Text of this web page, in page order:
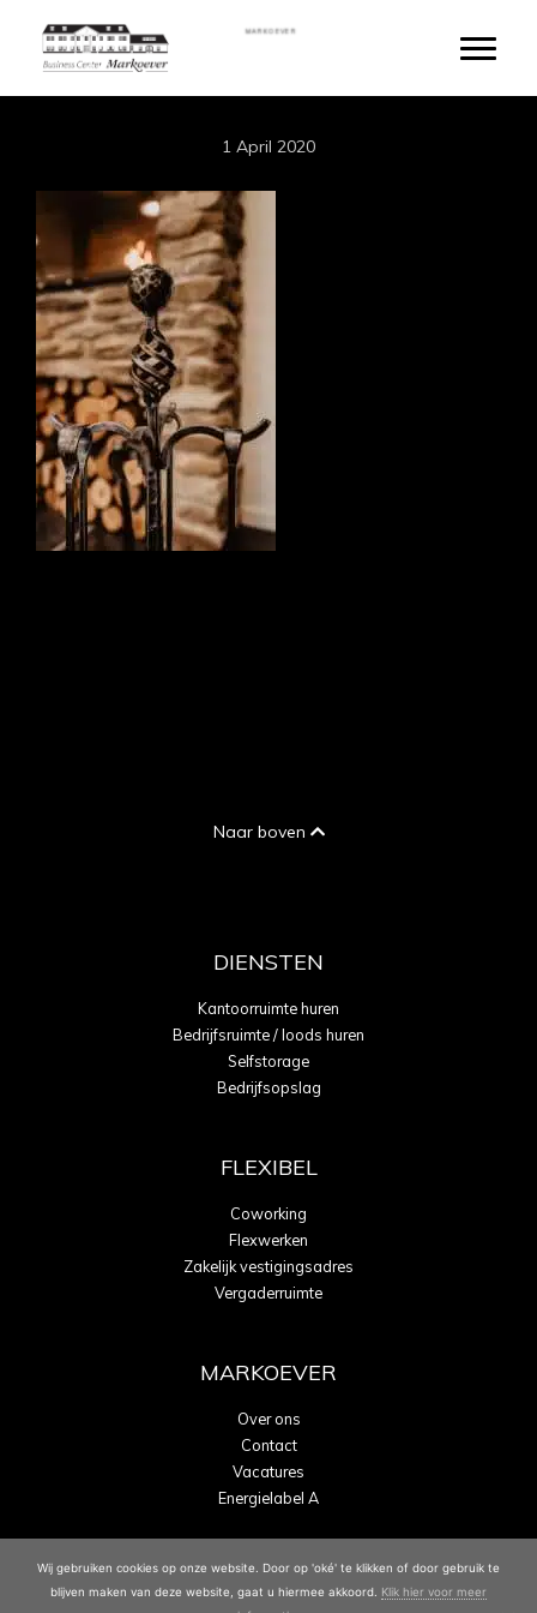
to
main
MARKOEVER
1 April 2020
Naar boven
DIENSTEN
Kantoorruimte huren
Bedrijfsruimte / loods huren
Selfstorage
Bedrijfsopslag
FLEXIBEL
Coworking
Flexwerken
Zakelijk vestigingsadres
Vergaderruimte
MARKOEVER
Over ons
Contact
Vacatures
Energielabel A
Wij gebruiken cookies op onze website. Door op 'oké' te klikken of door gebruik te
blijven maken van deze website, gaat u hiermee akkoord. Klik hier voor meer